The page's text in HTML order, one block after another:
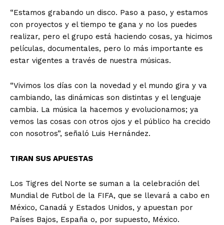
“Estamos grabando un disco. Paso a paso, y estamos
con proyectos y el tiempo te gana y no los puedes
realizar, pero el grupo está haciendo cosas, ya hicimos
películas, documentales, pero lo más importante es
estar vigentes a través de nuestra músicas.
“Vivimos los días con la novedad y el mundo gira y va
cambiando, las dinámicas son distintas y el lenguaje
cambia. La música la hacemos y evolucionamos; ya
vemos las cosas con otros ojos y el público ha crecido
con nosotros”, señaló Luis Hernández.
TIRAN SUS APUESTAS
Los Tigres del Norte se suman a la celebración del
Mundial de Futbol de la FIFA, que se llevará a cabo en
México, Canadá y Estados Unidos, y apuestan por
Países Bajos, España o, por supuesto, México.